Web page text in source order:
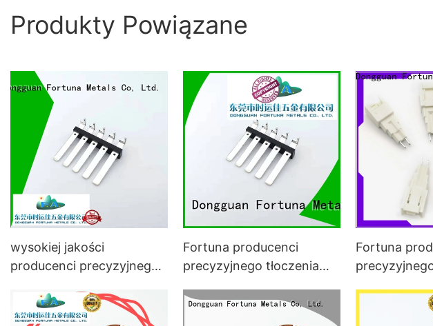
Produkty Powiązane
wysokiej jakości
producenci precyzyjnego
sprzedaż do mocowania
Fortuna producenci
precyzyjnego tłoczenia
mocowania
Fortuna